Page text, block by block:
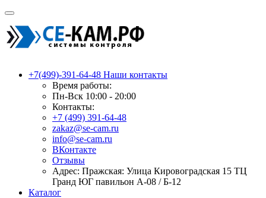
+7(499)-391-64-48 Наши контакты
Время работы:
Пн-Вск 10:00 - 20:00
Контакты:
+7 (499) 391-64-48
zakaz@se-cam.ru
info@se-cam.ru
ВКонтакте
Отзывы
Адрес: Пражская: Улица Кировоградская 15 ТЦ
Гранд ЮГ павильон А-08 / Б-12
Каталог